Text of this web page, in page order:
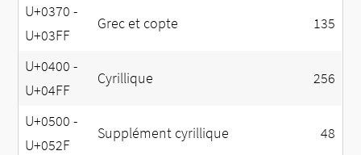
U+0370 -
U+03FF
Grec et copte 135
U+0400 -
U+04FF
Cyrillique 256
U+0500 -
U+052F
Supplément cyrillique 48